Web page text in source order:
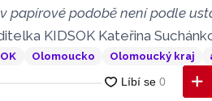
papírové podobě není podle
KIDSOK Kateřina
Olomoucko Olomoucký kraj